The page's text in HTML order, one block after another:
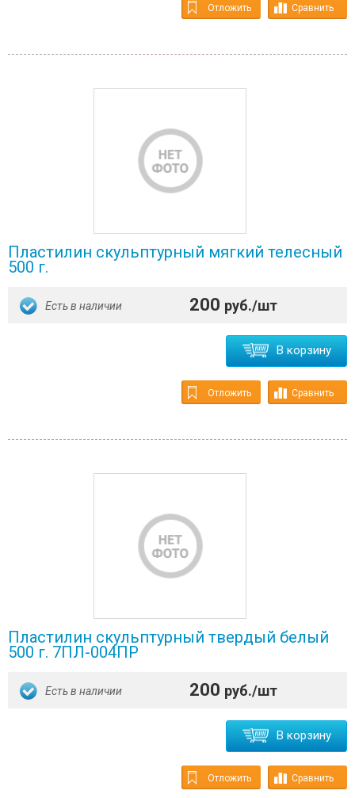
Отложить Сравнить
Пластилин скульптурный мягкий телесный
500 г.
Есть в наличии 200 руб./шт
В корзину
Отложить Сравнить
Пластилин скульптурный твердый белый
500 г. 7ПЛ-004ПР
Есть в наличии 200 руб./шт
В корзину
Отложить Сравнить